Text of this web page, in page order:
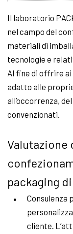
Il laboratorio
nel campo del
materiali di
tecnologie e
Al fine di offrire
adatto alle proprie
all’occorrenza,
convenzionati.
Valutazione
packaging
Consulenza
cliente.